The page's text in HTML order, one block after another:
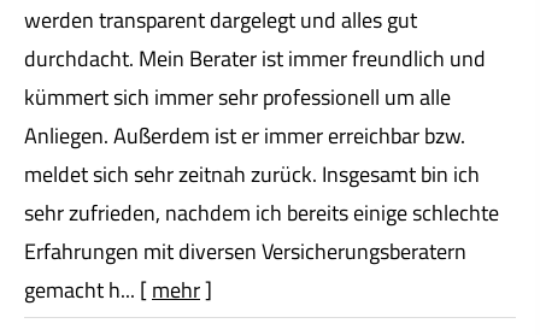
werden transparent dargelegt und alles gut
durchdacht. Mein Berater ist immer freundlich und
kümmert sich immer sehr professionell um alle
Anliegen. Außerdem ist er immer erreichbar bzw.
meldet sich sehr zeitnah zurück. Insgesamt bin ich
sehr zufrieden, nachdem ich bereits einige schlechte
Erfahrungen mit diversen Versicherungsberatern
gemacht h... [mehr]